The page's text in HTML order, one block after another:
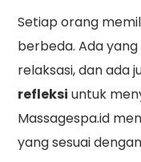
Setiap orang
berbeda. Ada
relaksasi, dan ada
refleksi untuk
Massagespa.id
yang sesuai